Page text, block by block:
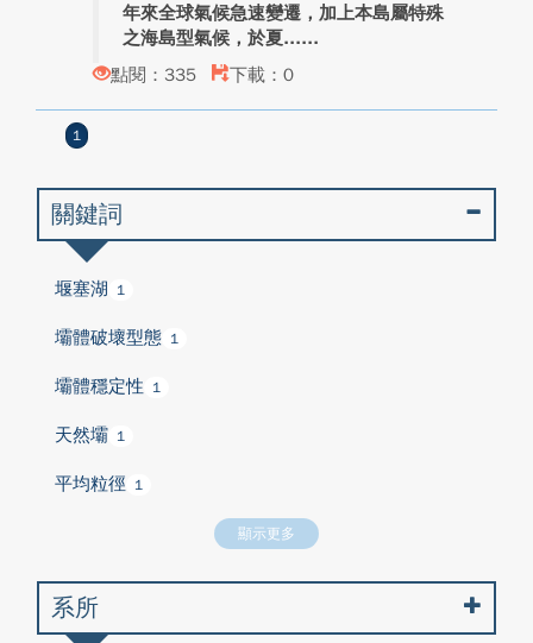
年來全球氣候急速變遷，加上本島屬特殊
之海島型氣候，於夏...
點閱：335
下載：0
1
關鍵詞
堰塞湖 1
壩體破壞型態 1
壩體穩定性 1
天然壩 1
平均粒徑 1
顯示更多
系所